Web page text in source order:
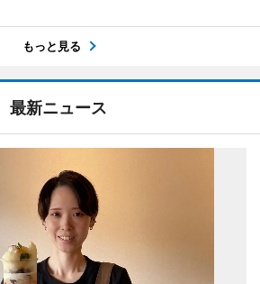
もっと見る
最新ニュース